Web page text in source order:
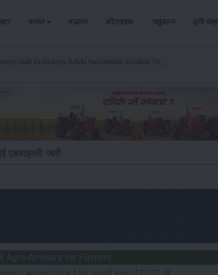
फसल भंडारण कीटनाशक पशुपालन कृषि यंत्र